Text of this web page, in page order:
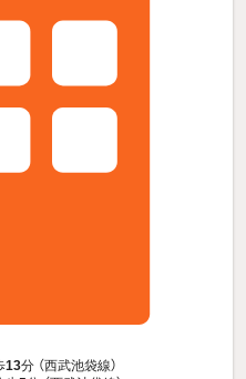
13分 （西武池袋線）